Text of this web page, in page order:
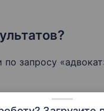
по запросу